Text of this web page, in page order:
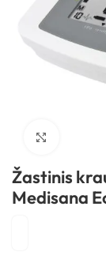
Žastinis
Medisana